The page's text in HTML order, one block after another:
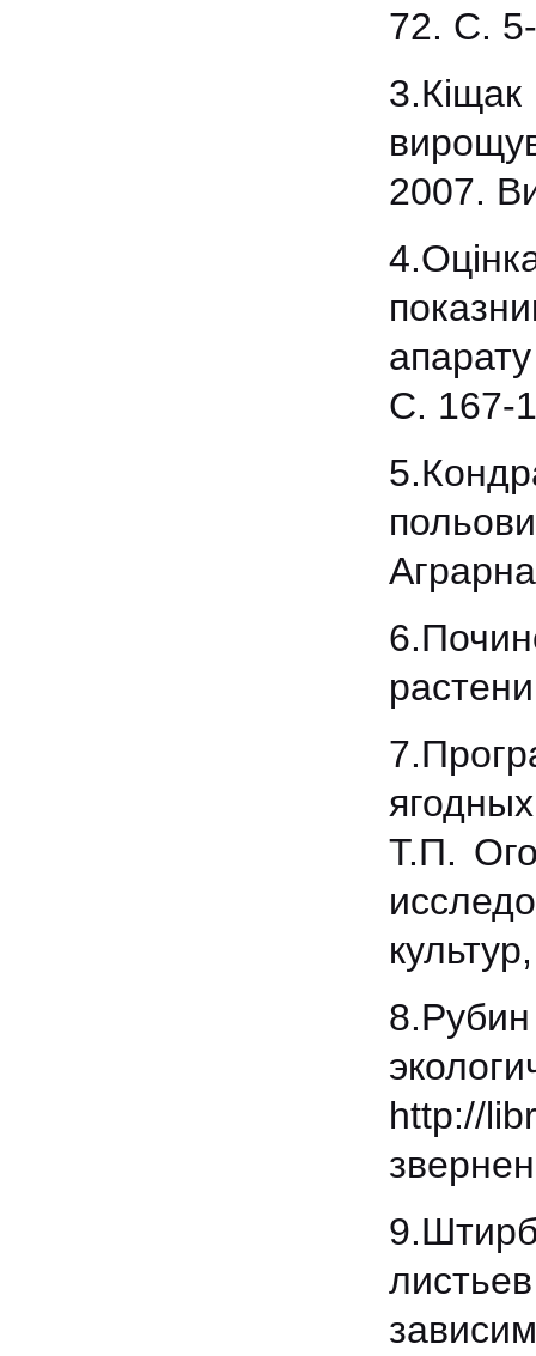
72. С.
2007.
С. 167-
Т.П.
http://